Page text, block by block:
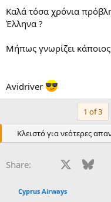
Καλά τόσα χρόνια
Έλληνα ?
Μήπως γνωρίζει κάποιος
Avidriver
1 of 3
Κλειστό για νεότερες
Share: Facebook
Cyprus Airways